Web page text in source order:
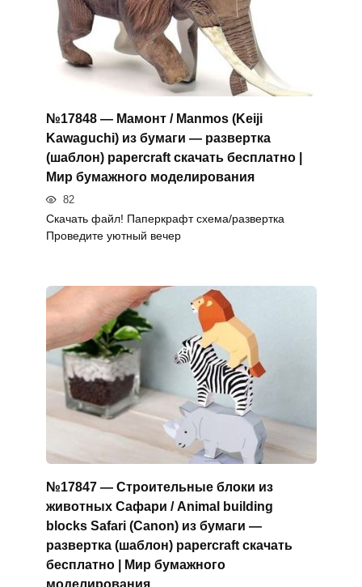
№17848 — Мамонт / Manmos (Keiji
Kawaguchi) из бумаги — развертка
(шаблон) papercraft скачать бесплатно |
Мир бумажного моделирования
82
Скачать файл! Паперкрафт схема/развертка
Проведите уютный вечер
№17847 — Строительные блоки из
животных Сафари / Animal building
blocks Safari (Canon) из бумаги —
развертка (шаблон) papercraft скачать
бесплатно | Мир бумажного
моделирования